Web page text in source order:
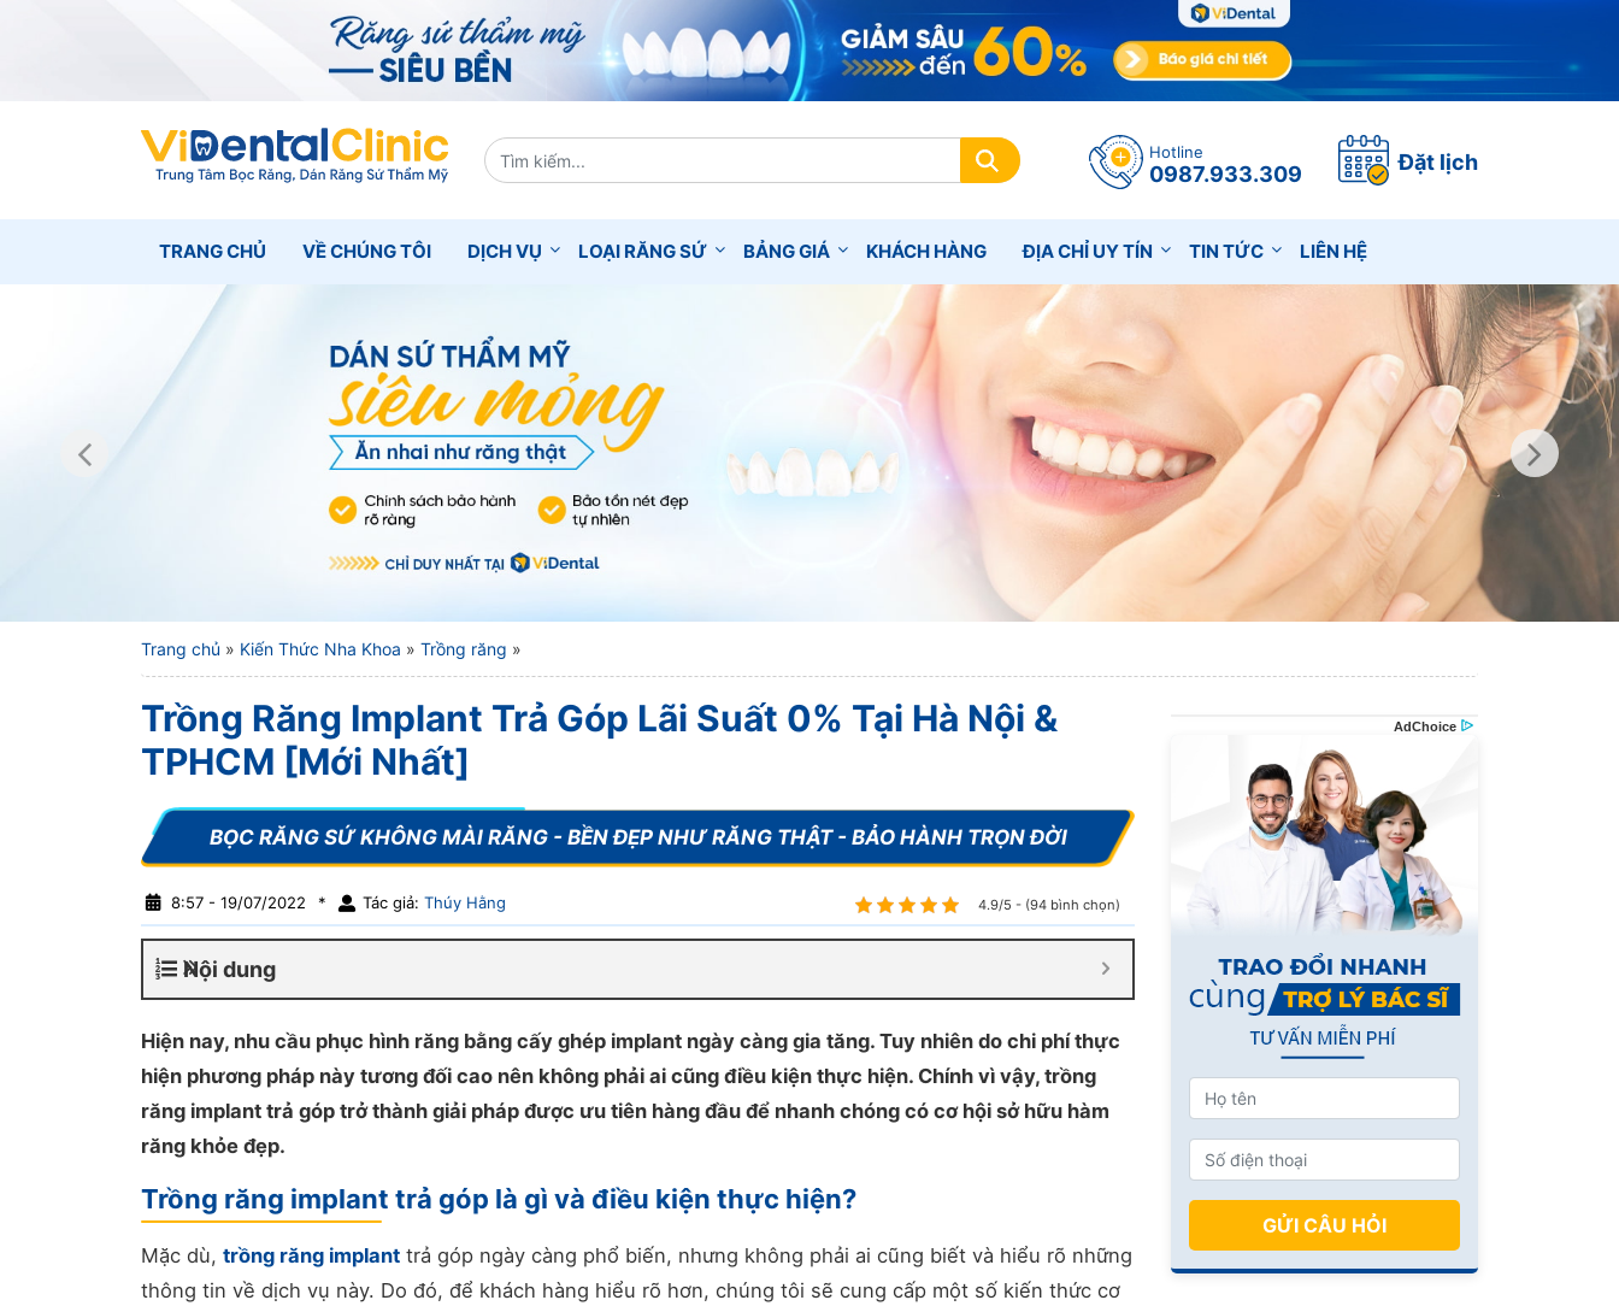
Hotline
0987.933.309 Đặt lịch
TRANG CHỦ VỀ CHÚNG TÔI DỊCH VỤ LOẠI RĂNG SỨ BẢNG GIÁ KHÁCH HÀNG ĐỊA CHỈ UY TÍN TIN TỨC LIÊN HỆ
Trang chủ » Kiến Thức Nha Khoa » Trồng răng »
Trồng Răng Implant Trả Góp Lãi Suất 0% Tại Hà Nội &
TPHCM [Mới Nhất]
8:57 - 19/07/2022 * Tác giả: Thúy Hằng 4.9/5 - (94 bình chọn)
Nội dung
Hiện nay, nhu cầu phục hình răng bằng cấy ghép implant ngày càng gia tăng. Tuy nhiên do chi phí thực
hiện phương pháp này tương đối cao nên không phải ai cũng điều kiện thực hiện. Chính vì vậy, trồng
răng implant trả góp trở thành giải pháp được ưu tiên hàng đầu để nhanh chóng có cơ hội sở hữu hàm
răng khỏe đẹp.
Trồng răng implant trả góp là gì và điều kiện thực hiện?
Mặc dù, trồng răng implant trả góp ngày càng phổ biến, nhưng không phải ai cũng biết và hiểu rõ những
thông tin về dịch vụ này. Do đó, để khách hàng hiểu rõ hơn, chúng tôi sẽ cung cấp một số kiến thức cơ
GỬI CÂU HỎI